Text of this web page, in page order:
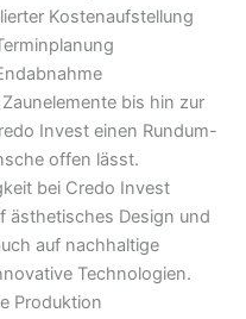
Kostenaufstellung
bis hin zur
Invest einen Rundum-
offen lässt.
bei Credo Invest
ästhetisches Design und
auf nachhaltige
Technologien.
Produktion